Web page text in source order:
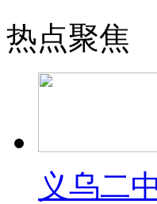
热点聚焦
义乌二